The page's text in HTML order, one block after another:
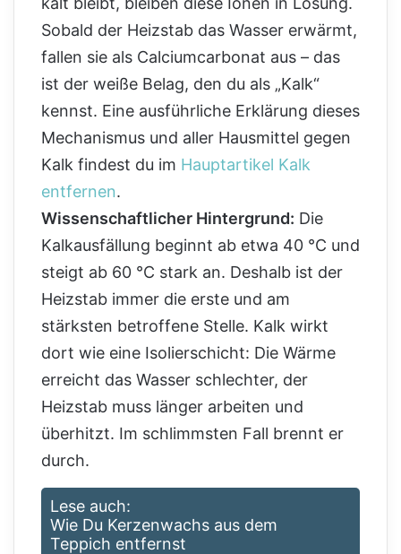
Sobald der Heizstab das Wasser erwärmt,
fallen sie als Calciumcarbonat aus – das
ist der weiße Belag, den du als „Kalk“
kennst. Eine ausführliche Erklärung dieses
Mechanismus und aller Hausmittel gegen
Kalk findest du im Hauptartikel Kalk
entfernen.
Wissenschaftlicher Hintergrund: Die
Kalkausfällung beginnt ab etwa 40 °C und
steigt ab 60 °C stark an. Deshalb ist der
Heizstab immer die erste und am
stärksten betroffene Stelle. Kalk wirkt
dort wie eine Isolierschicht: Die Wärme
erreicht das Wasser schlechter, der
Heizstab muss länger arbeiten und
überhitzt. Im schlimmsten Fall brennt er
durch.
Lese auch:
Wie Du Kerzenwachs aus dem
Teppich entfernst